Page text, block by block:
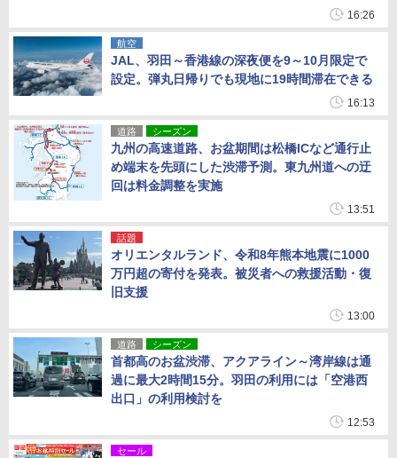
16:26
航空
JAL、羽田～香港線の深夜便を9～10月限定で
設定。弾丸日帰りでも現地に19時間滞在できる
16:13
道路 シーズン
九州の高速道路、お盆期間は松橋ICなど通行止
め端末を先頭にした渋滞予測。東九州道への迂
回は料金調整を実施
13:51
話題
オリエンタルランド、令和8年熊本地震に1000
万円超の寄付を発表。被災者への救援活動・復
旧支援
13:00
道路 シーズン
首都高のお盆渋滞、アクアライン～湾岸線は通
過に最大2時間15分。羽田の利用には「空港西
出口」の利用検討を
12:53
セール